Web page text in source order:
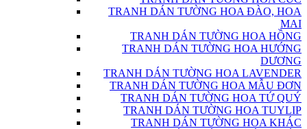
TRANH DÁN TƯỜNG HOA ĐÀO, HOA
MAI
TRANH DÁN TƯỜNG HOA HỒNG
TRANH DÁN TƯỜNG HOA HƯỚNG
DƯƠNG
TRANH DÁN TƯỜNG HOA LAVENDER
TRANH DÁN TƯỜNG HOA MẪU ĐƠN
TRANH DÁN TƯỜNG HOA TỨ QUÝ
TRANH DÁN TƯỜNG HOA TUYLIP
TRANH DÁN TƯỜNG HOA KHÁC